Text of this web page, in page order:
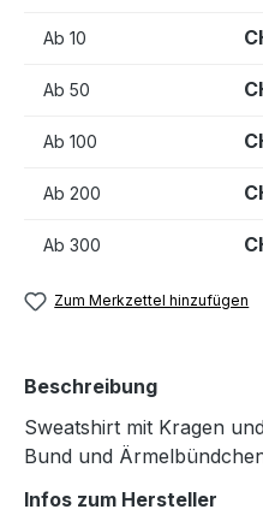
Ab 10
Ab 50
Ab 100
Ab 200
Ab 300
Zum Merkzettel hinzufügen
Beschreibung
Sweatshirt mit Kragen
Bund und
Infos zum Hersteller